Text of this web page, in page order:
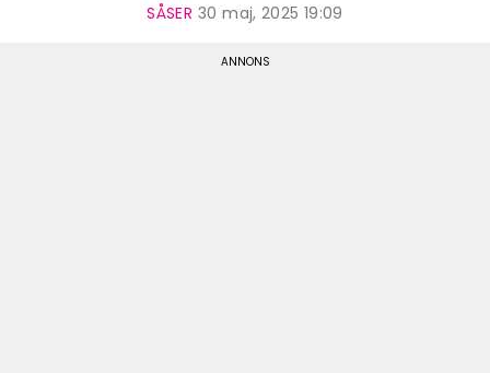
SÅSER 30 maj, 2025 19:09